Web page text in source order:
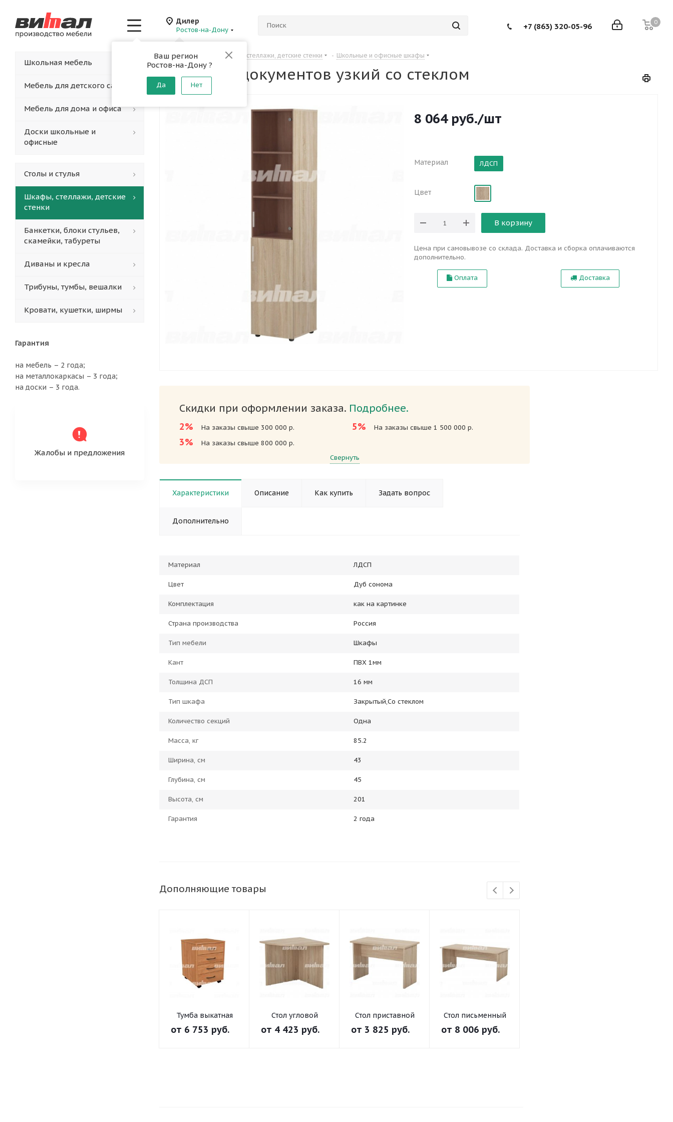
Дилер
Ростов-на-Дону
Ваш регион
Ростов-на-Дону ?
Да Нет
0
+7 (863) 320-05-96
Главная - Каталог Шкафы, стеллажи, детские стенки - Школьные и офисные шкафы
Шкаф для документов узкий со стеклом
8 064руб./шт
Материал ЛДСП
Цвет
В корзину
Цена при самовывозе со склада. Доставка и сборка оплачиваются
дополнительно.
Оплата Доставка
Скидки при оформлении заказа. Подробнее.
2% На заказы свыше 300 000 р.
3% На заказы свыше 800 000 р.
5% На заказы свыше 1 500 000 р.
Свернуть
Характеристики Описание Как купить Задать вопрос
Дополнительно
Материал ЛДСП
Цвет Дуб сонома
Комплектация как на картинке
Страна производства Россия
Тип мебели Шкафы
Кант ПВХ 1мм
Толщина ДСП 16 мм
Тип шкафа Закрытый,Со стеклом
Количество секций Одна
Масса, кг 85.2
Ширина, см 43
Глубина, см 45
Высота, см 201
Гарантия 2 года
Дополняющие товары
Тумба выкатная
"Директор"
от 6 753 руб.
Стол угловой
"Директор"
от 4 423 руб.
Стол приставной
"Директор"
от 3 825 руб.
Стол письменный
"Директор" 1800
от 8 006 руб.
Школьная мебель
Мебель для детского сада
Мебель для дома и офиса
Доски школьные и
офисные
Столы и стулья
Шкафы, стеллажи, детские
стенки
Банкетки, блоки стульев,
скамейки, табуреты
Диваны и кресла
Трибуны, тумбы, вешалки
Кровати, кушетки, ширмы
Гарантия
на мебель – 2 года;
на металлокаркасы – 3 года;
на доски – 3 года.
Жалобы и предложения